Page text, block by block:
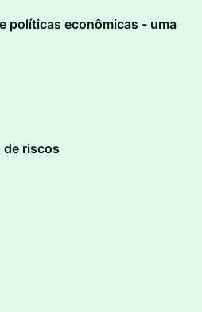
políticas econômicas - uma
de riscos